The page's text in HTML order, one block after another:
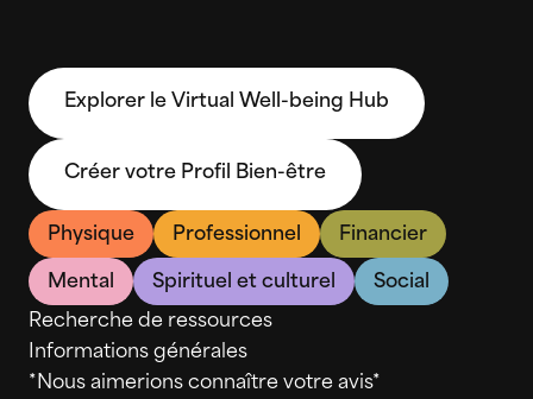
Explorer le Virtual Well-being Hub
Créer votre Profil Bien-être
Physique Professionnel Financier
Mental Spirituel et culturel
Social
Recherche de ressources
Informations générales
*Nous aimerions connaître votre avis*